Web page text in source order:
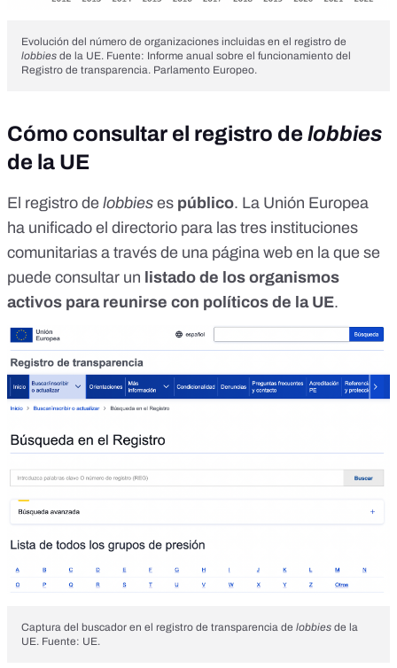
Evolución del número de organizaciones incluidas en el registro de
lobbies de la UE. Fuente: Informe anual sobre el funcionamiento del
Registro de transparencia. Parlamento Europeo.
Cómo consultar el registro de lobbies
de la UE
El registro de lobbies es público. La Unión Europea
ha unificado el directorio para las tres instituciones
comunitarias a través de una página web en la que se
puede consultar un listado de los organismos
activos para reunirse con políticos de la UE.
Captura del buscador en el registro de transparencia de lobbies de la
UE. Fuente: UE.